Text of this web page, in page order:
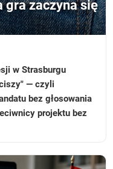
gra zaczyna się
w Strasburgu
— czyli
bez głosowania
projektu bez